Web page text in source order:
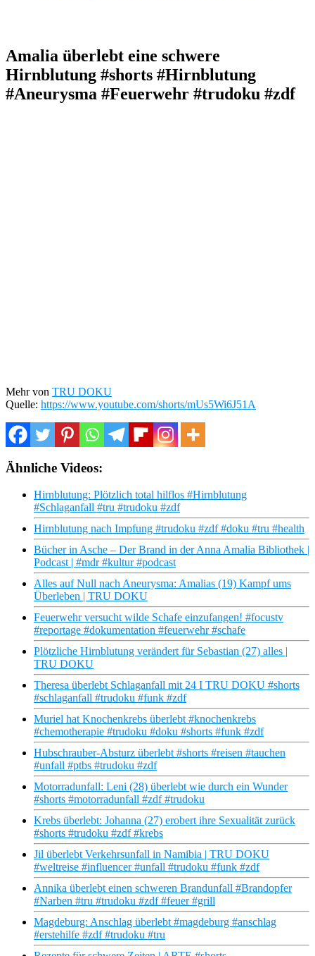
Amalia überlebt eine schwere
Hirnblutung #shorts #Hirnblutung
#Aneurysma #Feuerwehr #trudoku #zdf
Mehr von TRU DOKU
Quelle: https://www.youtube.com/shorts/mUs5Wi6J51A
Ähnliche Videos:
Hirnblutung: Plötzlich total hilflos #Hirnblutung
#Schlaganfall #tru #trudoku #zdf
Hirnblutung nach Impfung #trudoku #zdf #doku #tru #health
Bücher in Asche – Der Brand in der Anna Amalia Bibliothek |
Podcast | #mdr #kultur #podcast
Alles auf Null nach Aneurysma: Amalias (19) Kampf ums
Überleben | TRU DOKU
Feuerwehr versucht wilde Schafe einzufangen! #focustv
#reportage #dokumentation #feuerwehr #schafe
Plötzliche Hirnblutung verändert für Sebastian (27) alles |
TRU DOKU
Theresa überlebt Schlaganfall mit 24 I TRU DOKU #shorts
#schlaganfall #trudoku #funk #zdf
Muriel hat Knochenkrebs überlebt #knochenkrebs
#chemotherapie #trudoku #doku #shorts #funk #zdf
Hubschrauber-Absturz überlebt #shorts #reisen #tauchen
#unfall #ptbs #trudoku #zdf
Motorradunfall: Leni (28) überlebt wie durch ein Wunder
#shorts #motorradunfall #zdf #trudoku
Krebs überlebt: Johanna (27) erobert ihre Sexualität zurück
#shorts #trudoku #zdf #krebs
Jil überlebt Verkehrsunfall in Namibia | TRU DOKU
#weltreise #influencer #unfall #trudoku #funk #zdf
Annika überlebt einen schweren Brandunfall #Brandopfer
#Narben #tru #trudoku #zdf #feuer #grill
Magdeburg: Anschlag überlebt #magdeburg #anschlag
#erstehilfe #zdf #trudoku #tru